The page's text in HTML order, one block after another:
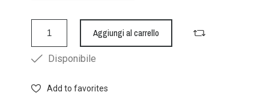
Aggiungi al carrello
Disponibile
Add to favorites